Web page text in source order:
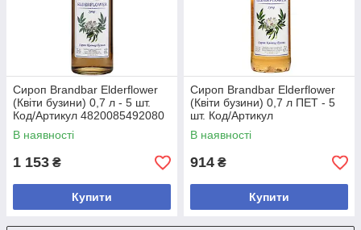
Сироп Brandbar Elderflower
(Квіти бузини) 0,7 л - 5 шт.
Код/Артикул 4820085492080
В наявності
1 153 ₴
Купити
Сироп Brandbar Elderflower
(Квіти бузини) 0,7 л ПЕТ - 5
шт. Код/Артикул
4820085491007
В наявності
914 ₴
Купити